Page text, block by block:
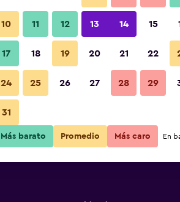
Proveedor Total noche
$215 Ver
$215 Ver
10 11 12 13 14 15
17 18 19 20 21 22
24 25 26 27 28 29
31
Más barato Promedio Más caro En